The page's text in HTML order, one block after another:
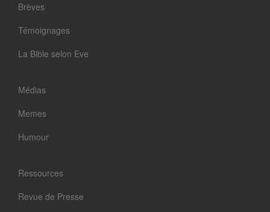
Brèves
Témoignages
La Bible selon Eve
Médias
Memes
Humour
Ressources
Revue de Presse